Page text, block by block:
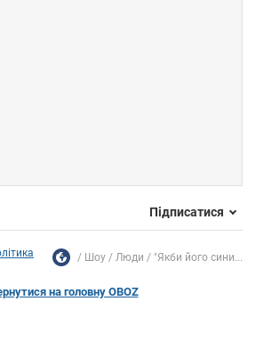
Підписатися
Шоу Люди "Якби його сини...
на головну OBOZ